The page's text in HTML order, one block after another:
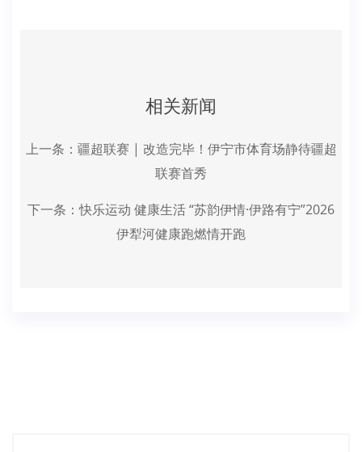
相关新闻
上一条： 疆超联赛 | 改造完毕！伊宁市体育场静待疆超
联赛首秀
下一条：快乐运动 健康生活 “苏韵伊情·伊路有宁”2026
伊犁河健康跑燃情开跑